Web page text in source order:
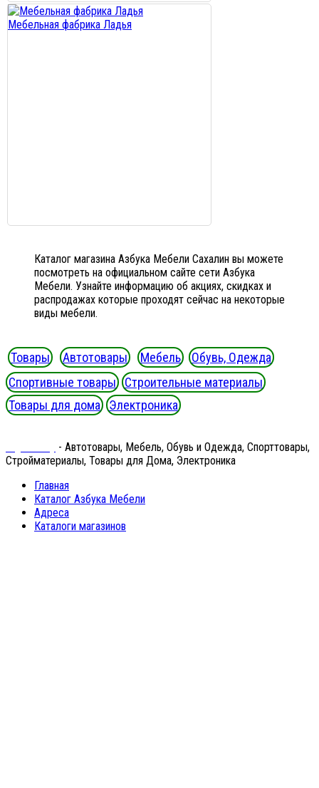
Мебельная фабрика Ладья
Каталог магазина Азбука Мебели Сахалин вы можете
посмотреть на официальном сайте сети Азбука
Мебели. Узнайте информацию об акциях, скидках и
распродажах которые проходят сейчас на некоторые
виды мебели.
Товары Автотовары Мебель
Обувь, Одежда
Спортивные товары
Строительные материалы
Товары для дома
Электроника
- Автотовары, Мебель, Обувь и Одежда, Спорттовары,
Стройматериалы, Товары для Дома, Электроника
Главная
Каталог Азбука Мебели
Адреса
Каталоги магазинов